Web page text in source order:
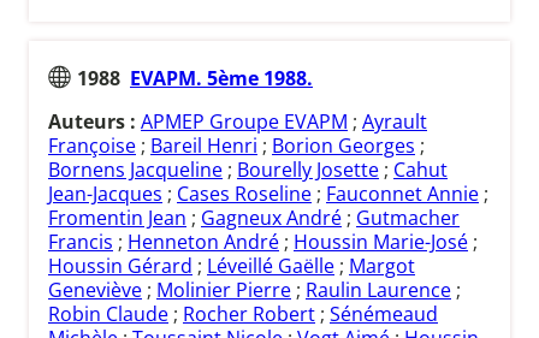
1988 EVAPM. 5ème 1988.
Auteurs : APMEP Groupe EVAPM ; Ayrault
Françoise ; Bareil Henri ; Borion Georges ;
Bornens Jacqueline ; Bourelly Josette ; Cahut
Jean-Jacques ; Cases Roseline ; Fauconnet Annie ;
Fromentin Jean ; Gagneux André ; Gutmacher
Francis ; Henneton André ; Houssin Marie-José ;
Houssin Gérard ; Léveillé Gaëlle ; Margot
Geneviève ; Molinier Pierre ; Raulin Laurence ;
Robin Claude ; Rocher Robert ; Sénémeaud